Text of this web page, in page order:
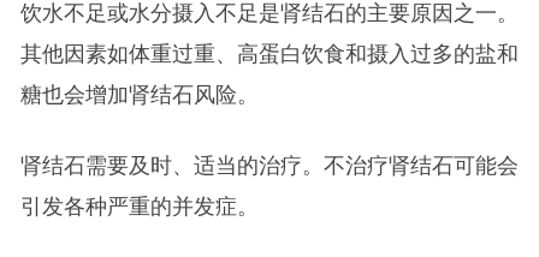
饮水不足或水分摄入不足是肾结石的主要原因之一。
其他因素如体重过重、高蛋白饮食和摄入过多的盐和
糖也会增加肾结石风险。
肾结石需要及时、适当的治疗。不治疗肾结石可能会
引发各种严重的并发症。